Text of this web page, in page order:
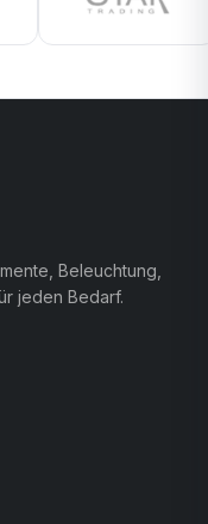
Beleuchtung,
jeden Bedarf.